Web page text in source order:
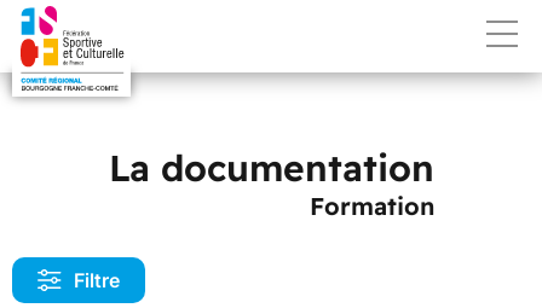
La documentation
Formation
Filtre